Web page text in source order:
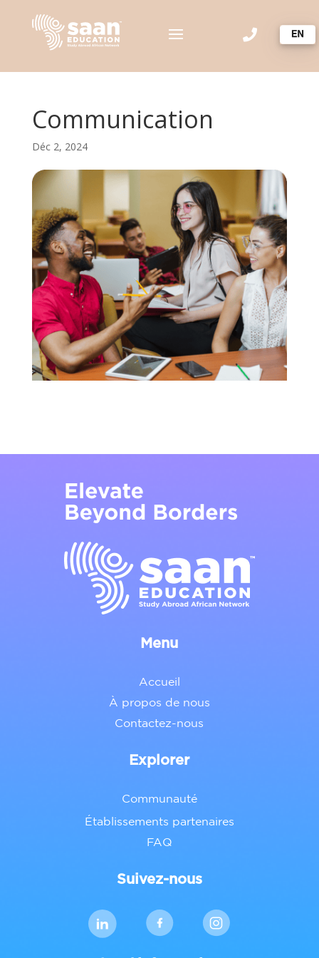

Communication
Déc 2, 2024
Menu
Accueil
À propos de nous
Contactez-nous
Explorer
Communauté
Établissements partenaires
FAQ
Suivez-nous